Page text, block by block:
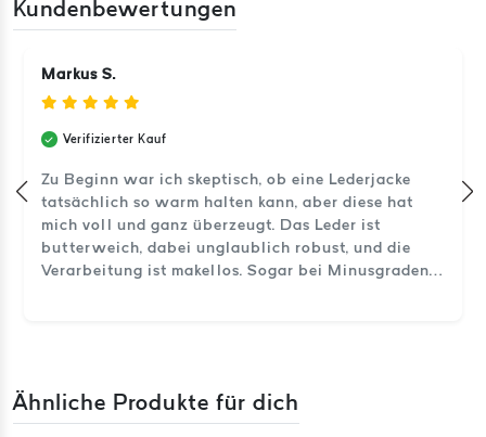
Kundenbewertungen
Markus S.
Verifizierter Kauf
Zu Beginn war ich skeptisch, ob eine Lederjacke
tatsächlich so warm halten kann, aber diese hat
mich voll und ganz überzeugt. Das Leder ist
butterweich, dabei unglaublich robust, und die
Verarbeitung ist makellos. Sogar bei Minusgraden
Ähnliche Produkte für dich